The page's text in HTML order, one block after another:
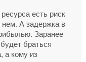
есть риск
нем. А задержка в
Заранее
браться
а кому из